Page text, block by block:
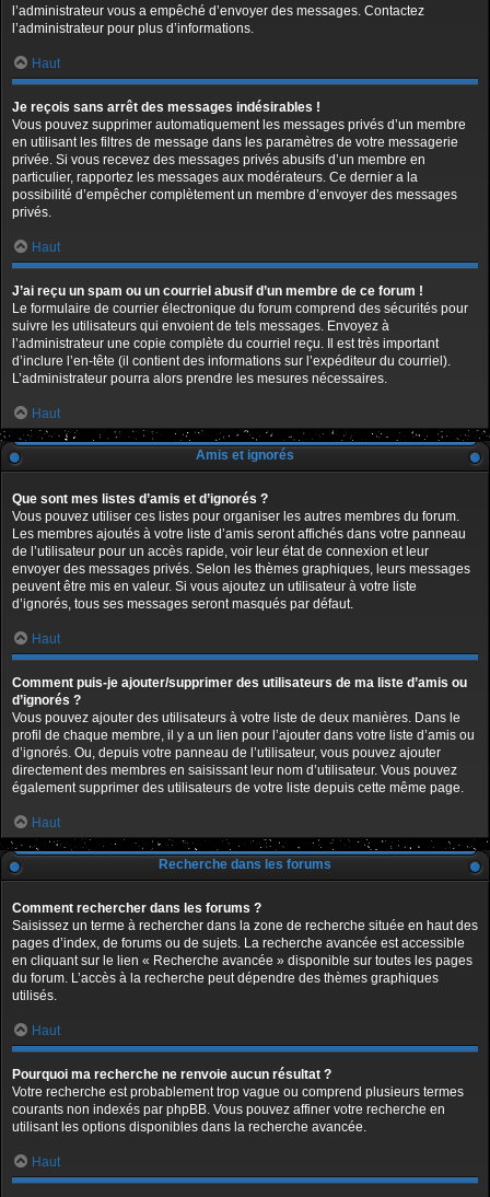
l’administrateur vous a empêché d’envoyer des messages. Contactez
l’administrateur pour plus d’informations.
Haut
Je reçois sans arrêt des messages indésirables !
Vous pouvez supprimer automatiquement les messages privés d’un membre
en utilisant les filtres de message dans les paramètres de votre messagerie
privée. Si vous recevez des messages privés abusifs d’un membre en
particulier, rapportez les messages aux modérateurs. Ce dernier a la
possibilité d’empêcher complètement un membre d’envoyer des messages
privés.
Haut
J’ai reçu un spam ou un courriel abusif d’un membre de ce forum !
Le formulaire de courrier électronique du forum comprend des sécurités pour
suivre les utilisateurs qui envoient de tels messages. Envoyez à
l’administrateur une copie complète du courriel reçu. Il est très important
d’inclure l’en-tête (il contient des informations sur l’expéditeur du courriel).
L’administrateur pourra alors prendre les mesures nécessaires.
Haut
Amis et ignorés
Que sont mes listes d’amis et d’ignorés ?
Vous pouvez utiliser ces listes pour organiser les autres membres du forum.
Les membres ajoutés à votre liste d’amis seront affichés dans votre panneau
de l’utilisateur pour un accès rapide, voir leur état de connexion et leur
envoyer des messages privés. Selon les thèmes graphiques, leurs messages
peuvent être mis en valeur. Si vous ajoutez un utilisateur à votre liste
d’ignorés, tous ses messages seront masqués par défaut.
Haut
Comment puis-je ajouter/supprimer des utilisateurs de ma liste d’amis ou
d’ignorés ?
Vous pouvez ajouter des utilisateurs à votre liste de deux manières. Dans le
profil de chaque membre, il y a un lien pour l’ajouter dans votre liste d’amis ou
d’ignorés. Ou, depuis votre panneau de l’utilisateur, vous pouvez ajouter
directement des membres en saisissant leur nom d’utilisateur. Vous pouvez
également supprimer des utilisateurs de votre liste depuis cette même page.
Haut
Recherche dans les forums
Comment rechercher dans les forums ?
Saisissez un terme à rechercher dans la zone de recherche située en haut des
pages d’index, de forums ou de sujets. La recherche avancée est accessible
en cliquant sur le lien « Recherche avancée » disponible sur toutes les pages
du forum. L’accès à la recherche peut dépendre des thèmes graphiques
utilisés.
Haut
Pourquoi ma recherche ne renvoie aucun résultat ?
Votre recherche est probablement trop vague ou comprend plusieurs termes
courants non indexés par phpBB. Vous pouvez affiner votre recherche en
utilisant les options disponibles dans la recherche avancée.
Haut